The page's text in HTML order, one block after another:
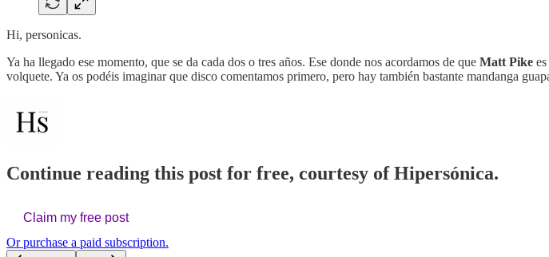
Hi, personicas.
Ya ha llegado ese momento, que se da cada dos o tres años. Ese donde nos acordamos de que Matt Pike
volquete. Ya os podéis imaginar que disco comentamos primero, pero hay también bastante mandanga
Continue reading this post for free, courtesy of Hipersónica.
Claim my free post
Or purchase a paid subscription.